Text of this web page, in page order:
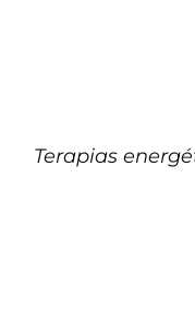
Terapias